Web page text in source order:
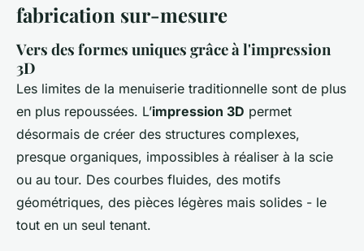
fabrication sur-mesure
Vers des formes uniques grâce à l'impression
3D
Les limites de la menuiserie traditionnelle sont de plus
en plus repoussées. L’impression 3D permet
désormais de créer des structures complexes,
presque organiques, impossibles à réaliser à la scie
ou au tour. Des courbes fluides, des motifs
géométriques, des pièces légères mais solides - le
tout en un seul tenant.